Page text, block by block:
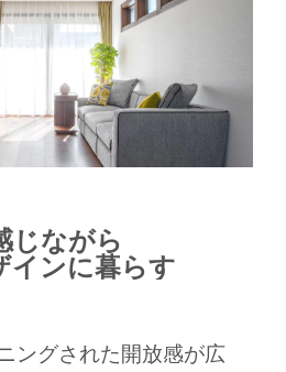
じながら
インに暮らす
ングされた開放感が広